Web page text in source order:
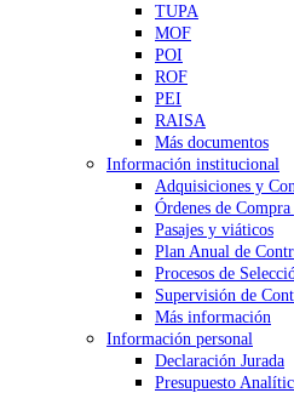
TUPA
MOF
POI
ROF
PEI
RAISA
Más documentos
Información institucional
Adquisiciones y
Órdenes de
Pasajes y viáticos
Plan Anual de
Procesos de
Supervisión de
Más información
Información personal
Declaración Jurada
Presupuesto